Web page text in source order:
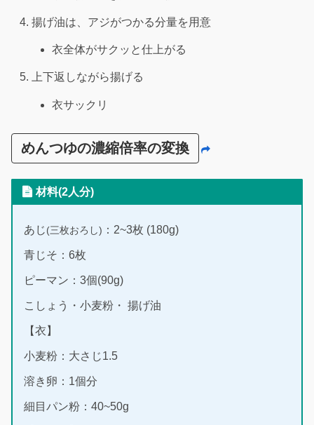
揚げ油は、アジがつかる分量を用意
衣全体がサクッと仕上がる
上下返しながら揚げる
衣サックリ
めんつゆの濃縮倍率の変換
材料(2人分)
あじ(三枚おろし) ：2~3枚 (180g)
青じそ：6枚
ピーマン：3個(90g)
こしょう・小麦粉・ 揚げ油
【衣】
小麦粉：大さじ1.5
溶き卵：1個分
細目パン粉：40~50g